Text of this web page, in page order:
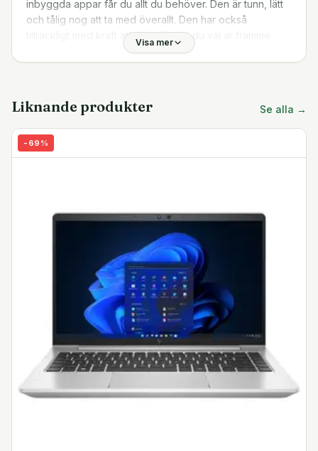
inbyggda appar får du allt du behöver. Den är tunn, lätt
och tålig nog att ta med överallt. Den har också
tillräckligt med kraft att göra allt när du väl är framme.
Portar / Egenskaper
Sdxc-port
Wifi med 802.11ac
Multi-Touch-styrplatta
Djup: 22,7 cm
Visa mer
Liknande produkter Se alla →
- 69 %